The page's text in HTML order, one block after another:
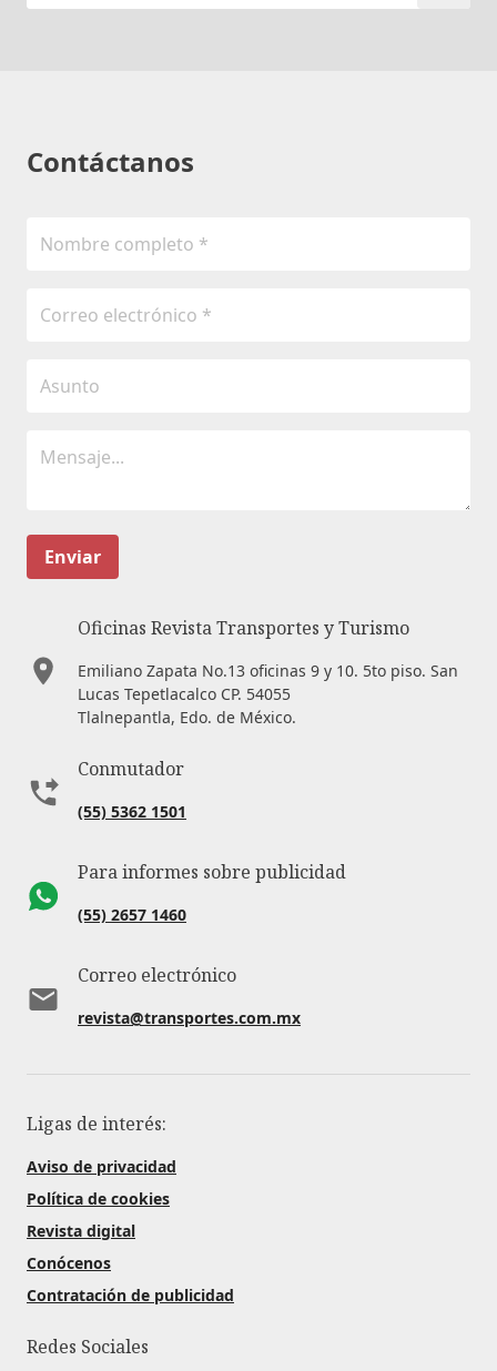
Contáctanos
Enviar
Oficinas Revista Transportes y Turismo
Emiliano Zapata No.13 oficinas 9 y 10. 5to piso. San
Lucas Tepetlacalco CP. 54055
Tlalnepantla, Edo. de México.
Conmutador
(55) 5362 1501
Para informes sobre publicidad
(55) 2657 1460
Correo electrónico
revista@transportes.com.mx
Ligas de interés:
Aviso de privacidad
Política de cookies
Revista digital
Conócenos
Contratación de publicidad
Redes Sociales